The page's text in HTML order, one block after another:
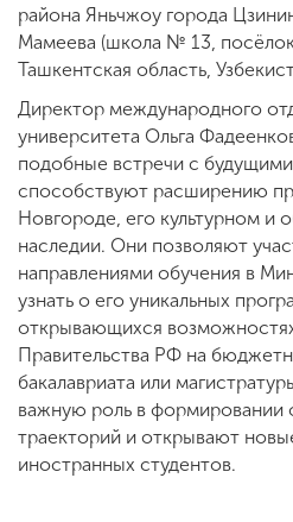
района Яньчжоу города
Мамеева (школа № 13,
Ташкентская область,
Директор международного
университета Ольга
подобные встречи с
способствуют расширению
Новгороде, его культурном и
наследии. Они позволяют
направлениями обучения в
узнать о его уникальных
открывающихся
Правительства РФ на
бакалавриата или
важную роль в формировании
траекторий и открывают
иностранных студентов.